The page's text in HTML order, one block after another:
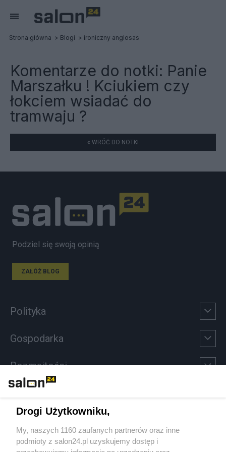
Strona główna Blogi ironiczny anglosas
Komentarze do notki: Panie
Marszałku ! Kciukiem czy
łokciem wsiadać do
tramwaju ?
« WRÓĆ DO NOTKI
Podziel się swoją opinią
ZAŁÓŻ BLOG
Polityka
Gospodarka
Rozmaitości
Sport
Społeczeństwo
Drogi Użytkowniku,
My, naszych 1160 zaufanych partnerów oraz inne
podmioty z salon24.pl uzyskujemy dostęp i